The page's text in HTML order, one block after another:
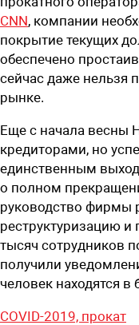
CNN, компании
покрытие текущих
обеспечено
сейчас даже нельзя
рынке.
Еще с начала весны
кредиторами, но
единственным
о полном
руководство фирмы
реструктуризацию и
тысяч сотрудников
получили
человек находятся в
COVID-2019, прокат